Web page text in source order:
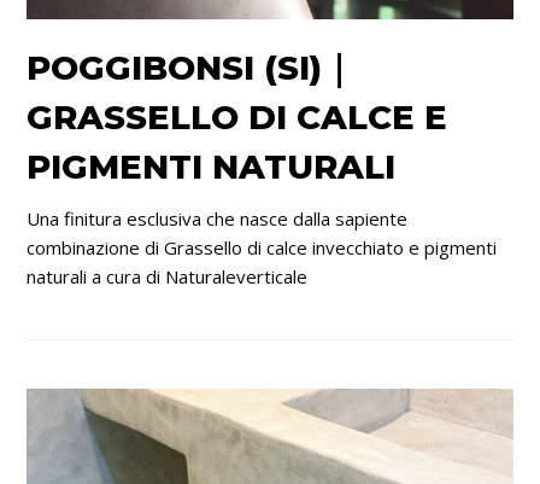
POGGIBONSI (SI)｜
GRASSELLO DI CALCE E
PIGMENTI NATURALI
Una finitura esclusiva che nasce dalla sapiente
combinazione di Grassello di calce invecchiato e pigmenti
naturali a cura di Naturaleverticale